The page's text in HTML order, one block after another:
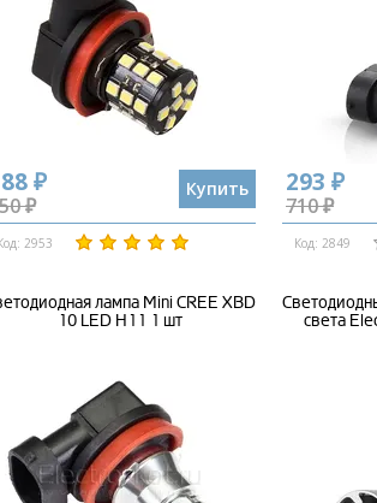
₽
₽
Купить
2953
293 ₽
710 ₽
Код: 2849
лампа Mini CREE XBD
10 LED H11 1 шт
света